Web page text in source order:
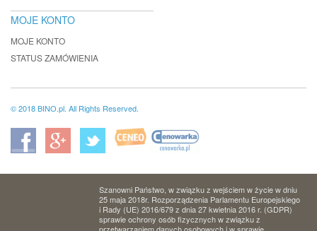
MOJE KONTO
MOJE KONTO
STATUS ZAMÓWIENIA
© 2018 BINO.pl. All Rights Reserved.
Szanowni Państwo, w związku z wejściem w życie w dniu
25 maja 2018r. Rozporządzenia Parlamentu Europejskiego
i Rady (UE) 2016/679 z dnia 27 kwietnia 2016 r. (GDPR)
sprawie ochrony osób fizycznych w związku z
przetwarzaniem danych osobowych i w sprawie